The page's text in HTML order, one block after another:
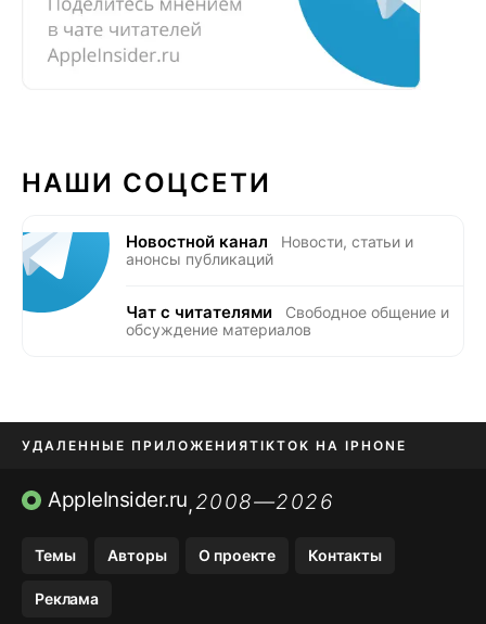
НАШИ СОЦСЕТИ
Новостной канал
Новости, статьи и
анонсы публикаций
Чат с читателями
Свободное общение и
обсуждение материалов
УДАЛЕННЫЕ ПРИЛОЖЕНИЯTIKTOK НА IPHONE
ПРИЛОЖЕНИЯ БЕЗ APP STORE
AppleInsider.ru,2008—2026
Темы Авторы О проекте Контакты
Реклама